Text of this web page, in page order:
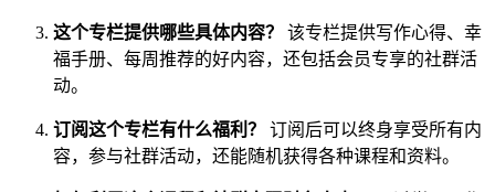
这个专栏提供哪些具体内容？
该专栏提供写作心得、幸
福手册、每周推荐的好内容，还包括会员专享的社群活
动。
订阅这个专栏有什么福利？
订阅后可以终身享受所有内
容，参与社群活动，还能随机获得各种课程和资料。